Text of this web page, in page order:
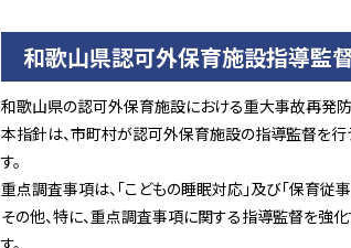
和歌山県認可外保育施設指導監
和歌山県の認可外保育施設における重大事故再発
本指針は、市町村が認可外保育施設の指導監督を行
す。
重点調査事項は、「こどもの睡眠対応」及び「保育従
その他、特に、重点調査事項に関する指導監督を強
す。